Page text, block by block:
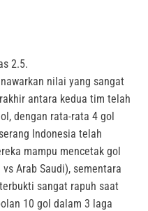
2.5.
nilai yang sangat
antara kedua tim telah
dengan rata-rata 4 gol
Indonesia telah
mampu mencetak gol
Arab Saudi), sementara
sangat rapuh saat
10 gol dalam 3 laga